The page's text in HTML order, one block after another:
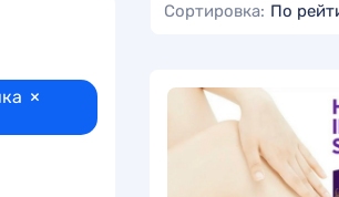
×
Сортировка: По